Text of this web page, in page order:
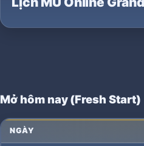
Mở hôm nay (Fresh Start)
NGÀY